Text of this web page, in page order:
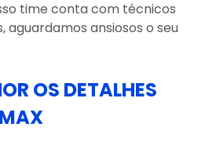
time conta com técnicos
ansiosos o seu
OS DETALHES